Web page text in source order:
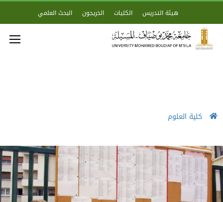
هيئة التدريس الكليات الخريجون البحث العلمي
كلية العلوم